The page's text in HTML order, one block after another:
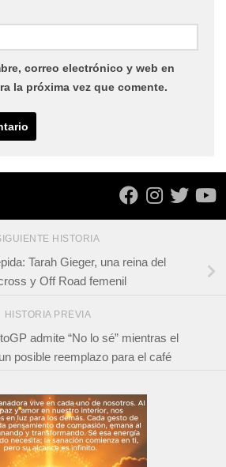
correo electrónico y web en
la próxima vez que comente.
HISTORIA
Tarah Gieger, una reina del
y Off Road femenil
HISTORIA PREVIA
admite “No lo sé” mientras el
posible reemplazo para el café